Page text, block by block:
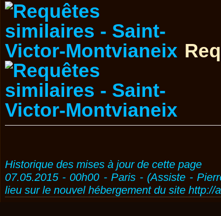
Historique des mises à jour de cette page
07.05.2015 - 00h00 - Paris - (Assiste -
lieu sur le nouvel hébergement du site http://